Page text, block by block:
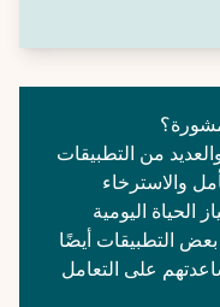
من التطبيقات
والاسترخاء
الحياة اليومية
بعض التطبيقات أيضًا
على التعامل